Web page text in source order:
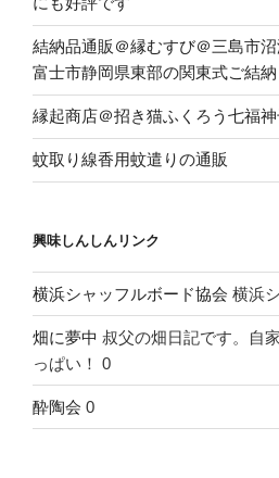
結納品通販＠縁むすび＠三島市
富士市静岡県東部の関東式ご結納
縁起商店＠招き猫ふくろう七福
蚊取り線香用蚊遣りの通販
興味しんしんリンク
横浜シャッフルボード協会 横浜
畑に夢中 叔父の畑日記です。自
っぱい！ 0
酔陶会 0